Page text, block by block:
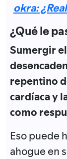
okra:
¿Qué le
Sumergir
repentino
cardíaca y
como
Eso puede
ahogue en